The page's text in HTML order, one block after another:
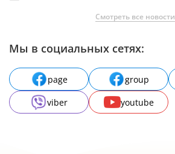
Смотреть все новости
Мы в социальных сетях:
page group
viber
youtube